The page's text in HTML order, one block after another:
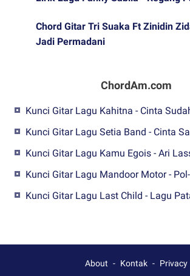
Chord Gitar Tri Suaka Ft Zinidin
Jadi Permadani
ChordAm.com
Kunci Gitar Lagu Kahitna - Cinta
Kunci Gitar Lagu Setia Band - Cinta
Kunci Gitar Lagu Kamu Egois - Ari
Kunci Gitar Lagu Mandoor Motor -
Kunci Gitar Lagu Last Child - Lagu
About Kontak Privacy